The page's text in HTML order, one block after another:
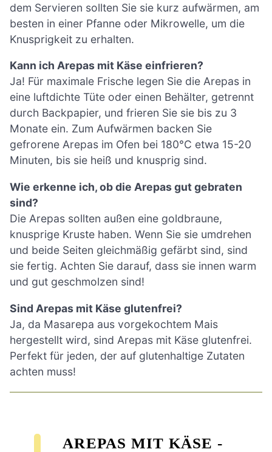
dem Servieren sollten Sie sie kurz aufwärmen, am
besten in einer Pfanne oder Mikrowelle, um die
Knusprigkeit zu erhalten.
Kann ich Arepas mit Käse einfrieren?
Ja! Für maximale Frische legen Sie die Arepas in
eine luftdichte Tüte oder einen Behälter, getrennt
durch Backpapier, und frieren Sie sie bis zu 3
Monate ein. Zum Aufwärmen backen Sie
gefrorene Arepas im Ofen bei 180°C etwa 15-20
Minuten, bis sie heiß und knusprig sind.
Wie erkenne ich, ob die Arepas gut gebraten
sind?
Die Arepas sollten außen eine goldbraune,
knusprige Kruste haben. Wenn Sie sie umdrehen
und beide Seiten gleichmäßig gefärbt sind, sind
sie fertig. Achten Sie darauf, dass sie innen warm
und gut geschmolzen sind!
Sind Arepas mit Käse glutenfrei?
Ja, da Masarepa aus vorgekochtem Mais
hergestellt wird, sind Arepas mit Käse glutenfrei.
Perfekt für jeden, der auf glutenhaltige Zutaten
achten muss!
AREPAS MIT KÄSE -